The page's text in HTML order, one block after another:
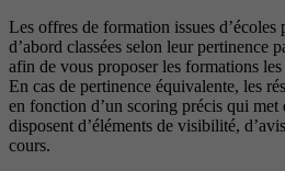
Les offres de formation issues d’écoles
d’abord classées selon leur pertinence
afin de vous proposer les formations
En cas de pertinence équivalente, les
en fonction d’un scoring précis qui met
disposent d’éléments de visibilité,
cours.